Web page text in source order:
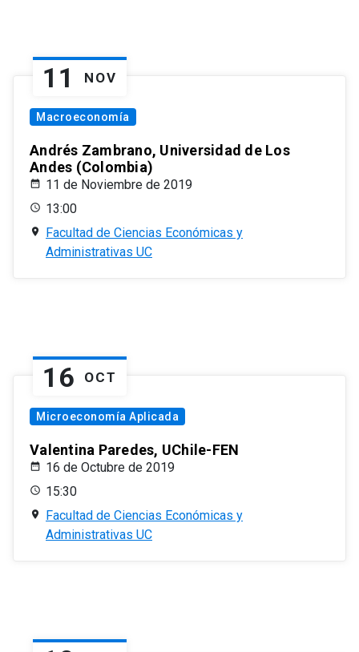
11 NOV
Macroeconomía
Andrés Zambrano, Universidad de Los
Andes (Colombia)
11 de Noviembre de 2019
13:00
Facultad de Ciencias Económicas y
Administrativas UC
16 OCT
Microeconomía Aplicada
Valentina Paredes, UChile-FEN
16 de Octubre de 2019
15:30
Facultad de Ciencias Económicas y
Administrativas UC